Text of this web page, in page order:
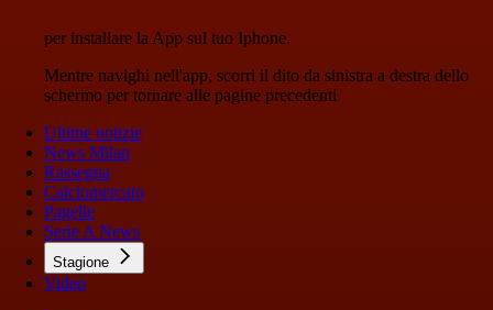
per installare la App sul tuo Iphone.
Mentre navighi nell'app, scorri il dito da sinistra a destra dello
schermo per tornare alle pagine precedenti
Ultime notizie
News Milan
Rassegna
Calciomercato
Pagelle
Serie A News
Stagione
Video